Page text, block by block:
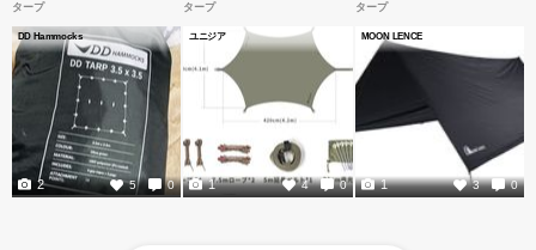
タープ
DD Hammocks
5 0
2
タープ
ユニジア
4 0
1
タープ
MOON LENCE
3 0
1